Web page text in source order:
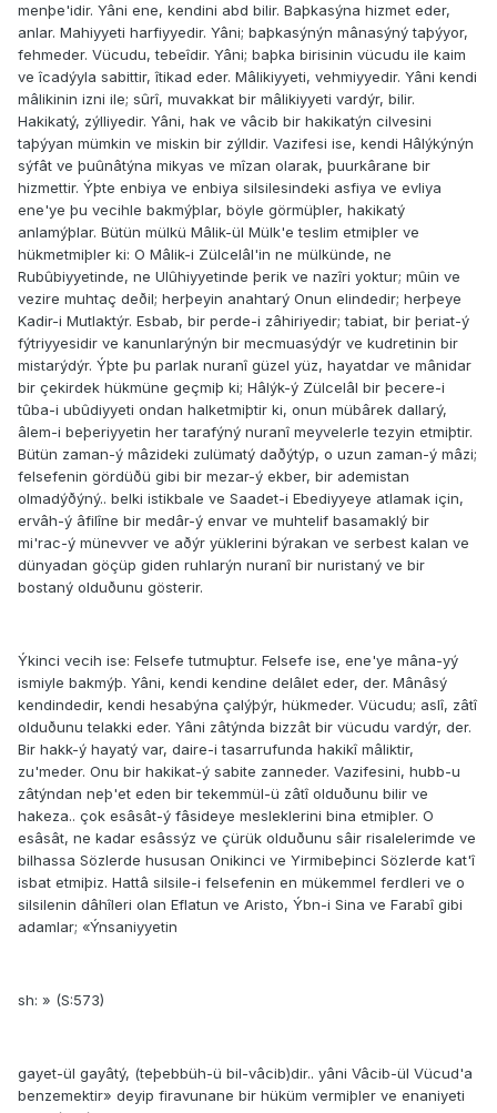
menþe'idir. Yâni ene, kendini abd bilir. Baþkasýna hizmet eder,
anlar. Mahiyyeti harfiyyedir. Yâni; baþkasýnýn mânasýný taþýyor,
fehmeder. Vücudu, tebeîdir. Yâni; baþka birisinin vücudu ile kaim
ve îcadýyla sabittir, îtikad eder. Mâlikiyyeti, vehmiyyedir. Yâni kendi
mâlikinin izni ile; sûrî, muvakkat bir mâlikiyyeti vardýr, bilir.
Hakikatý, zýlliyedir. Yâni, hak ve vâcib bir hakikatýn cilvesini
taþýyan mümkin ve miskin bir zýlldir. Vazifesi ise, kendi Hâlýkýnýn
sýfât ve þuûnâtýna mikyas ve mîzan olarak, þuurkârane bir
hizmettir. Ýþte enbiya ve enbiya silsilesindeki asfiya ve evliya
ene'ye þu vecihle bakmýþlar, böyle görmüþler, hakikatý
anlamýþlar. Bütün mülkü Mâlik-ül Mülk'e teslim etmiþler ve
hükmetmiþler ki: O Mâlik-i Zülcelâl'in ne mülkünde, ne
Rubûbiyyetinde, ne Ulûhiyyetinde þerik ve nazîri yoktur; mûin ve
vezire muhtaç deðil; herþeyin anahtarý Onun elindedir; herþeye
Kadir-i Mutlaktýr. Esbab, bir perde-i zâhiriyedir; tabiat, bir þeriat-ý
fýtriyyesidir ve kanunlarýnýn bir mecmuasýdýr ve kudretinin bir
mistarýdýr. Ýþte þu parlak nuranî güzel yüz, hayatdar ve mânidar
bir çekirdek hükmüne geçmiþ ki; Hâlýk-ý Zülcelâl bir þecere-i
tûba-i ubûdiyyeti ondan halketmiþtir ki, onun mübârek dallarý,
âlem-i beþeriyyetin her tarafýný nuranî meyvelerle tezyin etmiþtir.
Bütün zaman-ý mâzideki zulümatý daðýtýp, o uzun zaman-ý mâzi;
felsefenin gördüðü gibi bir mezar-ý ekber, bir ademistan
olmadýðýný.. belki istikbale ve Saadet-i Ebediyyeye atlamak için,
ervâh-ý âfilîne bir medâr-ý envar ve muhtelif basamaklý bir
mi'rac-ý münevver ve aðýr yüklerini býrakan ve serbest kalan ve
dünyadan göçüp giden ruhlarýn nuranî bir nuristaný ve bir
bostaný olduðunu gösterir.
Ýkinci vecih ise: Felsefe tutmuþtur. Felsefe ise, ene'ye mâna-yý
ismiyle bakmýþ. Yâni, kendi kendine delâlet eder, der. Mânâsý
kendindedir, kendi hesabýna çalýþýr, hükmeder. Vücudu; aslî, zâtî
olduðunu telakki eder. Yâni zâtýnda bizzât bir vücudu vardýr, der.
Bir hakk-ý hayatý var, daire-i tasarrufunda hakikî mâliktir,
zu'meder. Onu bir hakikat-ý sabite zanneder. Vazifesini, hubb-u
zâtýndan neþ'et eden bir tekemmül-ü zâtî olduðunu bilir ve
hakeza.. çok esâsât-ý fâsideye mesleklerini bina etmiþler. O
esâsât, ne kadar esâssýz ve çürük olduðunu sâir risalelerimde ve
bilhassa Sözlerde hususan Onikinci ve Yirmibeþinci Sözlerde kat'î
isbat etmiþiz. Hattâ silsile-i felsefenin en mükemmel ferdleri ve o
silsilenin dâhîleri olan Eflatun ve Aristo, Ýbn-i Sina ve Farabî gibi
adamlar; «Ýnsaniyyetin
sh: » (S:573)
gayet-ül gayâtý, (teþebbüh-ü bil-vâcib)dir.. yâni Vâcib-ül Vücud'a
benzemektir» deyip firavunane bir hüküm vermiþler ve enaniyeti